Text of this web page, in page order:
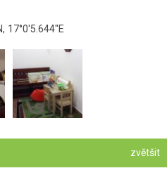
17°0'5.644"E
zvětšit